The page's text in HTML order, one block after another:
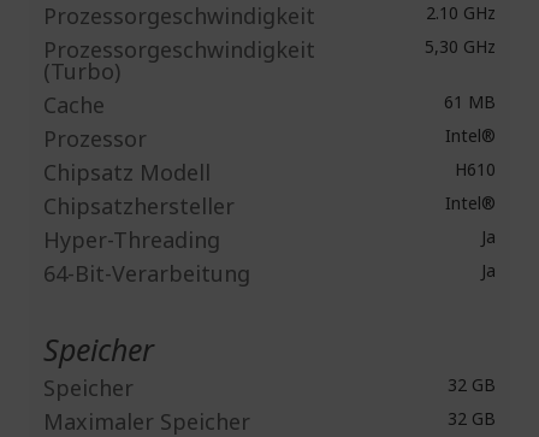
Prozessorgeschwindigkeit 2.10 GHz
Prozessorgeschwindigkeit
(Turbo)
5,30 GHz
Cache 61 MB
Prozessor Intel®
Chipsatz Modell H610
Chipsatzhersteller Intel®
Hyper-Threading Ja
64-Bit-Verarbeitung Ja
Speicher
Speicher 32 GB
Maximaler Speicher 32 GB